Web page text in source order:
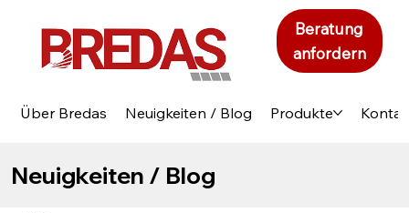
Über Bredas Neuigkeiten / Blog Produkte
Beratung
anfordern
Neuigkeiten / Blog